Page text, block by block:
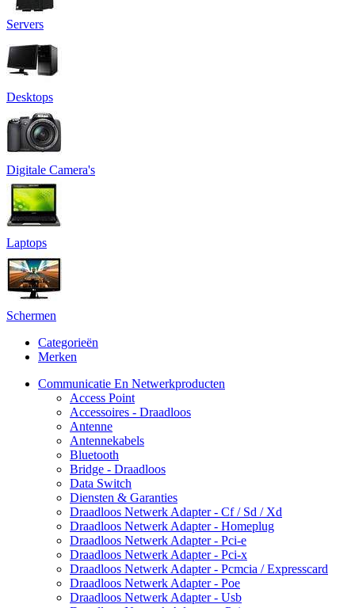
Servers
Desktops
Digitale Camera's
Laptops
Schermen
Categorieën
Merken
Communicatie En Netwerkproducten
Access Point
Accessoires - Draadloos
Antenne
Antennekabels
Bluetooth
Bridge - Draadloos
Data Switch
Diensten & Garanties
Draadloos Netwerk Adapter - Cf / Sd / Xd
Draadloos Netwerk Adapter - Homeplug
Draadloos Netwerk Adapter - Pci-e
Draadloos Netwerk Adapter - Pci-x
Draadloos Netwerk Adapter - Pcmcia / Expresscard
Draadloos Netwerk Adapter - Poe
Draadloos Netwerk Adapter - Usb